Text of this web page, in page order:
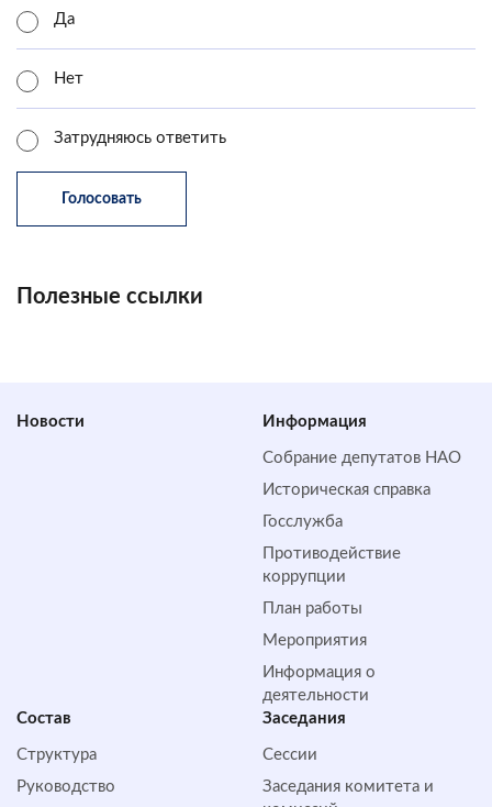
Да
Нет
Затрудняюсь ответить
Полезные ссылки
Новости Информация
Собрание депутатов НАО
Историческая справка
Госслужба
Противодействие
коррупции
План работы
Мероприятия
Информация о
деятельности
Состав
Структура
Руководство
Заседания
Сессии
Заседания комитета и